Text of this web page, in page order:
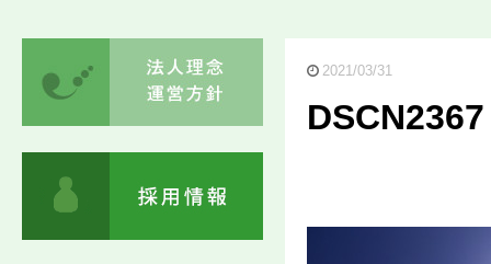
2021/03/31
DSCN2367